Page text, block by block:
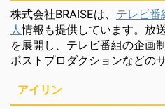
株式会社BRAISEは、 テレビ番
人情報も提供しています。放
を展開し、テレビ番組の企画
ポストプロダクションなどの
アイリン